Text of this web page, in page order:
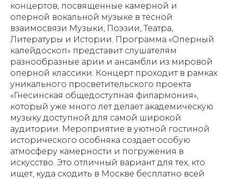
концертов, посвященные камерной и
оперной вокальной музыке в тесной
взаимосвязи Музыки, Поэзии, Театра,
Литературы и Истории. Программа «Оперный
калейдоскоп» представит слушателям
разнообразные арии и ансамбли из мировой
оперной классики. Концерт проходит в рамках
уникального просветительского проекта
«Гнесинская общедоступная филармония»,
который уже много лет делает академическую
музыку доступной для самой широкой
аудитории. Мероприятие в уютной гостиной
исторического особняка создает особую
атмосферу камерности и погружения в
искусство. Это отличный вариант для тех, кто
ищет, куда сходить в Москве бесплатно всей